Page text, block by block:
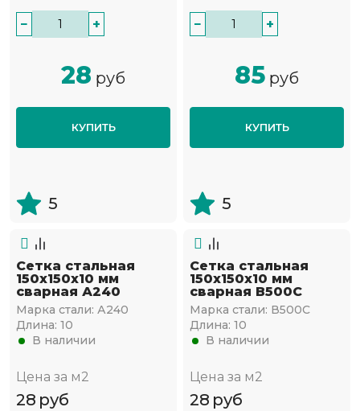
− +
28 руб
КУПИТЬ
5
− +
85 руб
КУПИТЬ
5
Сетка стальная
150х150х10 мм
сварная А240
Марка стали: А240
Длина: 10
В наличии
Цена за м2
28 руб
Сетка стальная
150х150х10 мм
сварная В500С
Марка стали: В500С
Длина: 10
В наличии
Цена за м2
28 руб